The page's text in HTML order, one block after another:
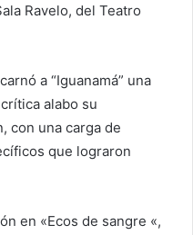
Ravelo, del Teatro
a “Iguanamá” una
alabo su
con una carga de
que lograron
en «Ecos de sangre «,